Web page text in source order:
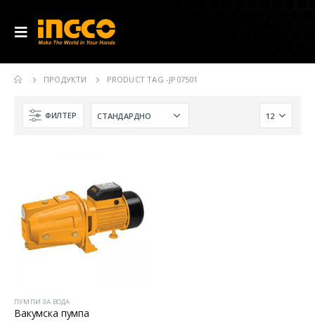
ПРОДУКТИ PRODUCT TAG -JP07501
ФИЛТЕР
ПУМПИ ЗА ВОДА
Вакумска пумпа